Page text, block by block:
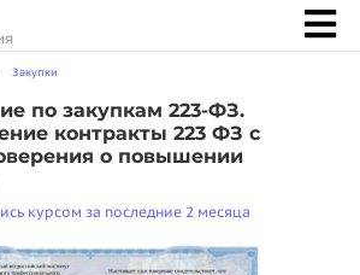
Закупки
по закупкам 223-ФЗ.
контракты 223 ФЗ с
о повышении
курсом за последние 2 месяца